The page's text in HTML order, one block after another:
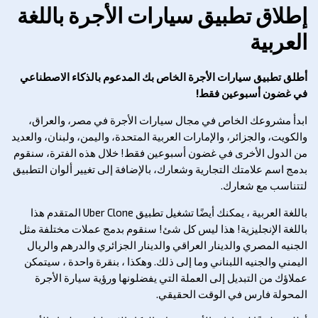
إطلاق تطبيق سيارات الأجرة باللغة
العربية
أطلق تطبيق سيارات الأجرة الخاص بك المدعوم بالذكاء الاصطناعي
في غضون أسبوعين فقط!
ابدأ مشروعك الخاص في مجال سيارات الأجرة في مصر، والعراق،
والكويت، والجزائر، والإمارات العربية المتحدة، واليمن، ولبنان، والعديد
من الدول الأخرى في غضون أسبوعين فقط! خلال هذه الفترة، سنقوم
بدمج اسم علامتك التجارية وشعارك، بالإضافة إلى تغيير ألوان التطبيق
لتتناسب مع شعارك.
باللغة العربية ، يمكنك أيضًا تشغيل تطبيق Uber Clone المتقدم هذا
باللغة الإنجليزية! هذا ليس كل شئ! سنقوم بدمج عملات مختلفة مثل
الجنيه المصري والدينار العراقي والدينار الجزائري والدرهم والريال
اليمني والجنيه اللبناني وما إلى ذلك. وهكذا ، بنقرة واحدة ، سيتمكن
عملاؤك من التبديل إلى العملة التي يفضلونها ورؤية سيارة الأجرة
المحولة فارس في الوقت الحقيقي.